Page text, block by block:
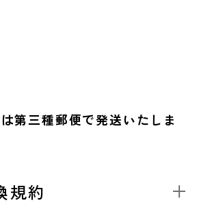
第三種郵便で発送いたしま
規約